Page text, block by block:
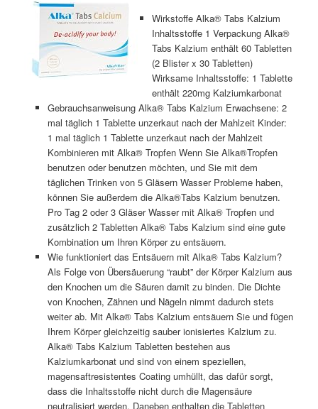
Wirkstoffe Alka® Tabs Kalzium
Inhaltsstoffe 1 Verpackung Alka®
Tabs Kalzium enthält 60 Tabletten
(2 Blister x 30 Tabletten)
Wirksame Inhaltsstoffe: 1 Tablette
enthält 220mg Kalziumkarbonat
Gebrauchsanweisung Alka® Tabs Kalzium Erwachsene: 2
mal täglich 1 Tablette unzerkaut nach der Mahlzeit Kinder:
1 mal täglich 1 Tablette unzerkaut nach der Mahlzeit
Kombinieren mit Alka® Tropfen Wenn Sie Alka®Tropfen
benutzen oder benutzen möchten, und Sie mit dem
täglichen Trinken von 5 Gläsern Wasser Probleme haben,
können Sie außerdem die Alka®Tabs Kalzium benutzen.
Pro Tag 2 oder 3 Gläser Wasser mit Alka® Tropfen und
zusätzlich 2 Tabletten Alka® Tabs Kalzium sind eine gute
Kombination um Ihren Körper zu entsäuern.
Wie funktioniert das Entsäuern mit Alka® Tabs Kalzium?
Als Folge von Übersäuerung “raubt” der Körper Kalzium aus
den Knochen um die Säuren damit zu binden. Die Dichte
von Knochen, Zähnen und Nägeln nimmt dadurch stets
weiter ab. Mit Alka® Tabs Kalzium entsäuern Sie und fügen
Ihrem Körper gleichzeitig sauber ionisiertes Kalzium zu.
Alka® Tabs Kalzium Tabletten bestehen aus
Kalziumkarbonat und sind von einem speziellen,
magensaftresistentes Coating umhüllt, das dafür sorgt,
dass die Inhaltsstoffe nicht durch die Magensäure
neutralisiert werden. Daneben enthalten die Tabletten